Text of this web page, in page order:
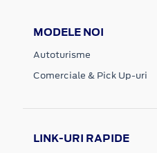
MODELE NOI
Autoturisme
Comerciale & Pick Up-uri
LINK-URI RAPIDE